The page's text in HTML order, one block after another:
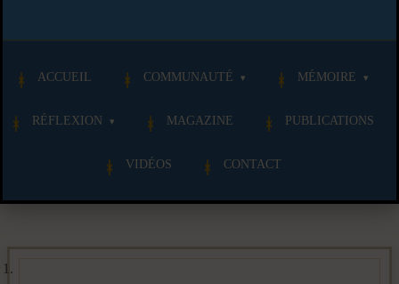
ACCUEIL COMMUNAUTÉ MÉMOIRE
RÉFLEXION MAGAZINE PUBLICATIONS
VIDÉOS CONTACT